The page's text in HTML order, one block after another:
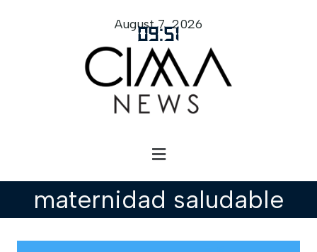
09:51
August 7, 2026
maternidad saludable